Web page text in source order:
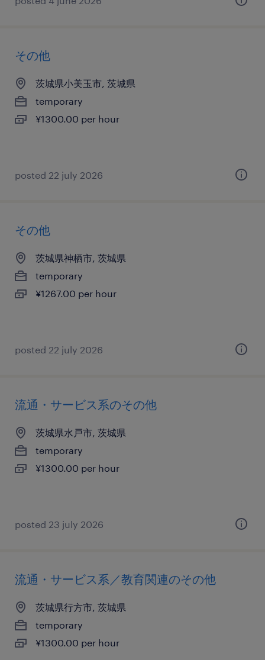
その他
茨城県小美玉市, 茨城県
temporary
¥1300.00 per hour
posted 22 july 2026
その他
茨城県神栖市, 茨城県
temporary
¥1267.00 per hour
posted 22 july 2026
流通・サービス系のその他
茨城県水戸市, 茨城県
temporary
¥1300.00 per hour
posted 23 july 2026
流通・サービス系／教育関連のその他
茨城県行方市, 茨城県
temporary
¥1300.00 per hour